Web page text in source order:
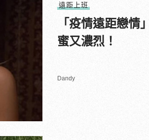
遠距上班
「疫情遠距戀情
蜜又濃烈！
Dandy